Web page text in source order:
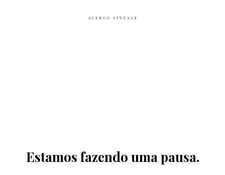
Estamos fazendo uma pausa.